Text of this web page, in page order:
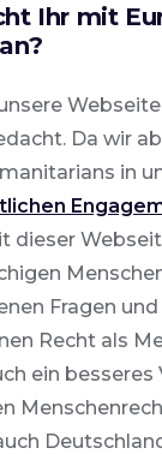
Ihr mit
Da wir
in
dieser
Fragen
Recht als
ein besseres